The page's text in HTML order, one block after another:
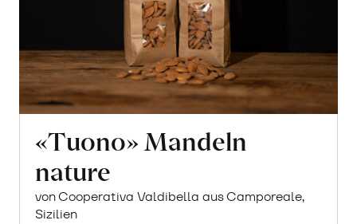
«Tuono» Mandeln
nature
von Cooperativa Valdibella aus Camporeale,
Sizilien